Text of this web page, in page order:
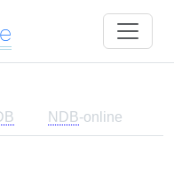
NDB-online